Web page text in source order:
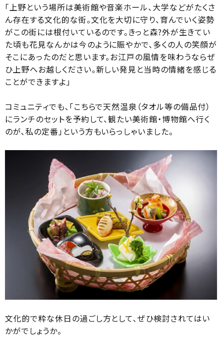
「上野という場所は美術館や音楽ホール、大学などがたくさ
ん存在する文化的な街。文化を大切に守り、育んでいく姿勢
がこの街には根付いているのです。きっと森?外が生きてい
た頃も花見なんかは今のように賑やかで、多くの人の笑顔が
そこにあったのだと思います。お江戸の風情を味わうならぜ
ひ上野へお越しください。新しい発見と当時の情緒を感じる
ことができますよ」
コミュニティでも、「こちらで天然温泉（タオル等の備品付）
にランチのセットを予約して、観たい美術館・博物館へ行く
のが、私の定番」という方もいらっしゃいました。
文化的で粋な休日の過ごし方として、ぜひ検討されてはい
かがでしょうか。